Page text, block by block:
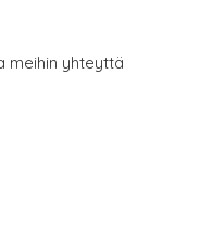
meihin yhteyttä